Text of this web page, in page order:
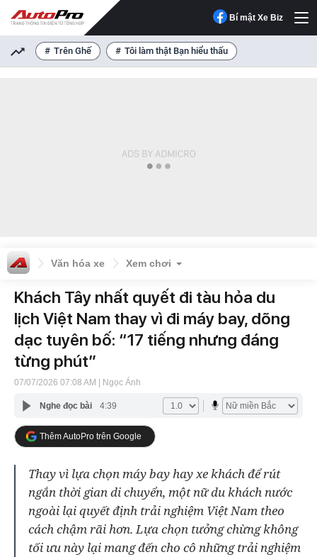
Bí mật Xe Biz
Trên Ghế Tôi làm thật Bạn hiểu thấu
Văn hóa xe Xem chơi
Khách Tây nhất quyết đi tàu hỏa du
lịch Việt Nam thay vì đi máy bay, dõng
dạc tuyên bố: “17 tiếng nhưng đáng
từng phút”
07/07/2026 07:08 AM | Ngọc Ánh
Nghe đọc bài 4:39
Thêm AutoPro trên Google
Thay vì lựa chọn máy bay hay xe khách để rút
ngắn thời gian di chuyển, một nữ du khách nước
ngoài lại quyết định trải nghiệm Việt Nam theo
cách chậm rãi hơn. Lựa chọn tưởng chừng không
tối ưu này lại mang đến cho cô những trải nghiệm